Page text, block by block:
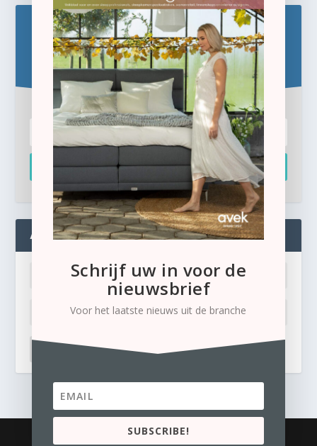
Blijf op de hoogte!
Schrijf u hier in voor de gratis e-newsletter.
Inschrijven
ADMIN
Ik ben mijn wachtwoord kwijt
Business Content Media
Schrijf uw in voor de
nieuwsbrief
Voor het laatste nieuws uit de branche
SUBSCRIBE!